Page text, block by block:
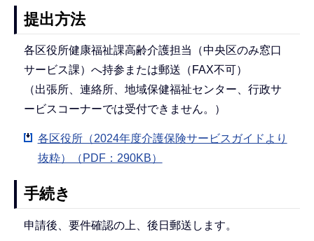
提出方法
各区役所健康福祉課高齢介護担当（中央区のみ窓口
サービス課）へ持参または郵送（FAX不可）
（出張所、連絡所、地域保健福祉センター、行政サ
ービスコーナーでは受付できません。）
各区役所（2024年度介護保険サービスガイドより
抜粋）（PDF：290KB）
手続き
申請後、要件確認の上、後日郵送します。